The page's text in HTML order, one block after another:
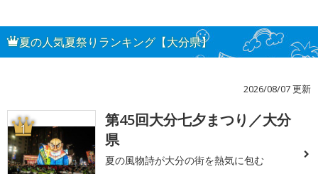
夏の人気夏祭りランキング【大分県】
2026/08/07 更新
1
第45回大分七夕まつり／大分
県
夏の風物詩が大分の街を熱気に包む